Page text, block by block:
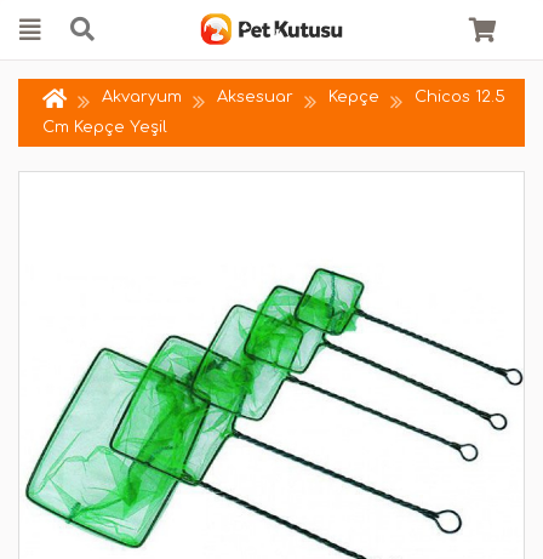
Akvaryum Aksesuar Kepçe
Chicos 12.5
Cm Kepçe Yeşil